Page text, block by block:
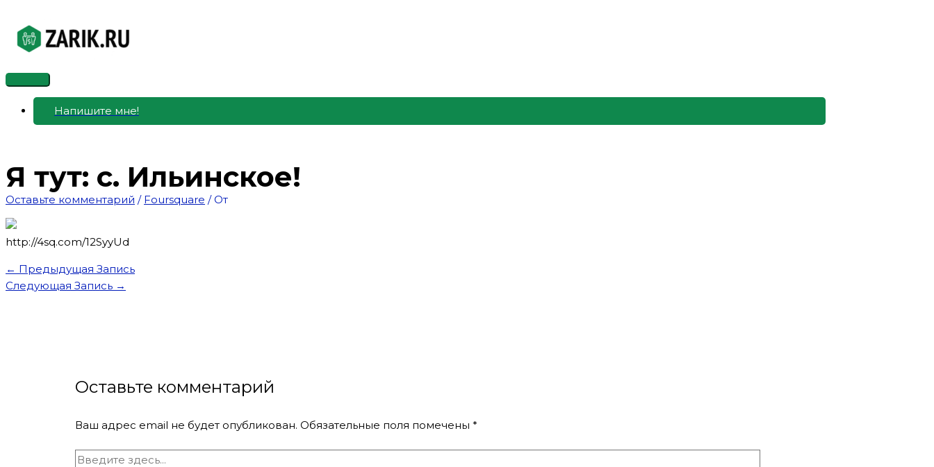
содержимому
Главное
меню
Напишите мне!
Я тут: с. Ильинское!
Оставьте комментарий / Foursquare / От
http://4sq.com/12SyyUd
← Предыдущая Запись
Следующая Запись →
Оставьте комментарий
Ваш адрес email не будет опубликован. Обязательные поля помечены*
Введите